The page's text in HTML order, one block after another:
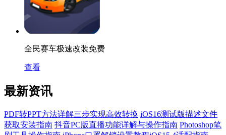
全民赛车极速改装免费
查看
最新资讯
PDF转PPT方法详解三步实现高效转换 iOS16测试版描述文件
获取安装指南 抖音PC版直播功能详解与操作指南 Photoshop笔